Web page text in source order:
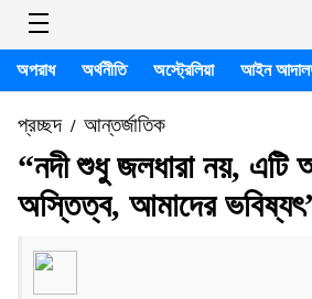
অপরাধ অর্থনীতি অস্ট্রেলিয়া আইন
প্রচ্ছদ/ আন্তর্জাতিক
“নদী শুধু জলধারা নয়, এটি
অস্তিত্ব, আমাদের